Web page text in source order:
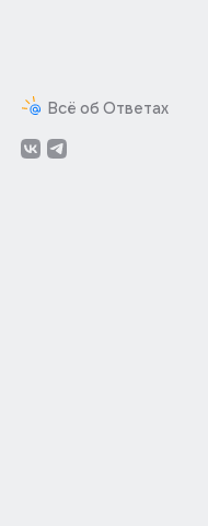
Всё об Ответах